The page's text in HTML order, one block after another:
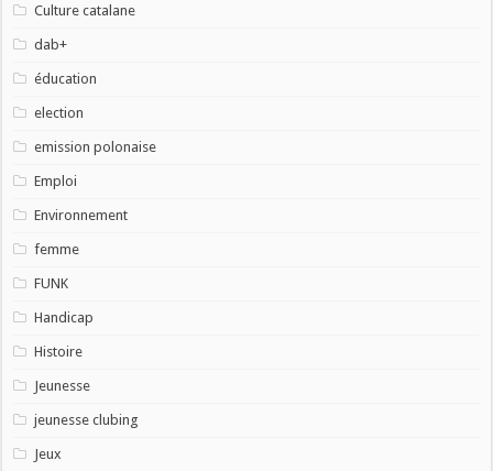
Culture catalane
dab+
éducation
election
emission polonaise
Emploi
Environnement
femme
FUNK
Handicap
Histoire
Jeunesse
jeunesse clubing
Jeux